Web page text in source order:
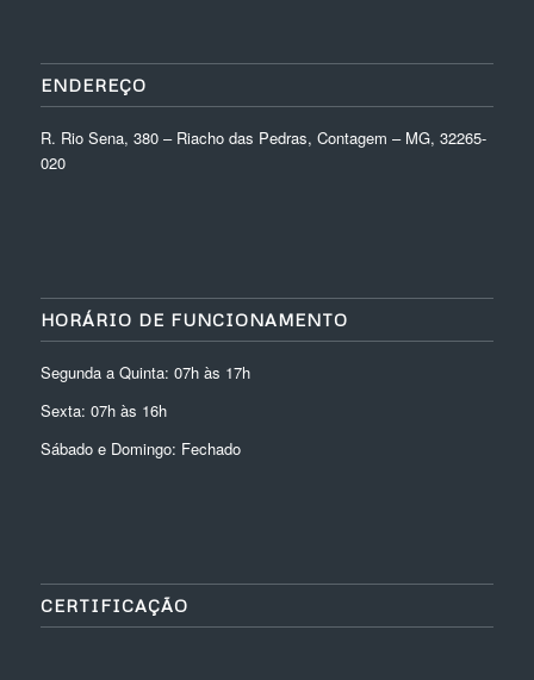
ENDEREÇO
R. Rio Sena, 380 – Riacho das Pedras, Contagem – MG, 32265-
020
HORÁRIO DE FUNCIONAMENTO
Segunda a Quinta: 07h às 17h
Sexta: 07h às 16h
Sábado e Domingo: Fechado
CERTIFICAÇÃO